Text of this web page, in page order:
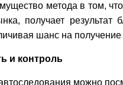
метода в том,
получает
шанс на
и контроль
можно